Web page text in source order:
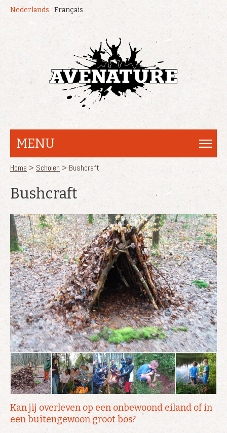
Overslaan en naar de inhoud gaan
Nederlands Français
MENU
U bent hier
Home > Scholen > Bushcraft
Bushcraft
Kan jij overleven op een onbewoond eiland of in
een buitengewoon groot bos?